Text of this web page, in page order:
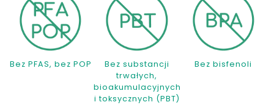
Bez PFAS, bez POP
Bez substancji
trwałych,
bioakumulacyjnych
i toksycznych (PBT)
Bez bisfenoli